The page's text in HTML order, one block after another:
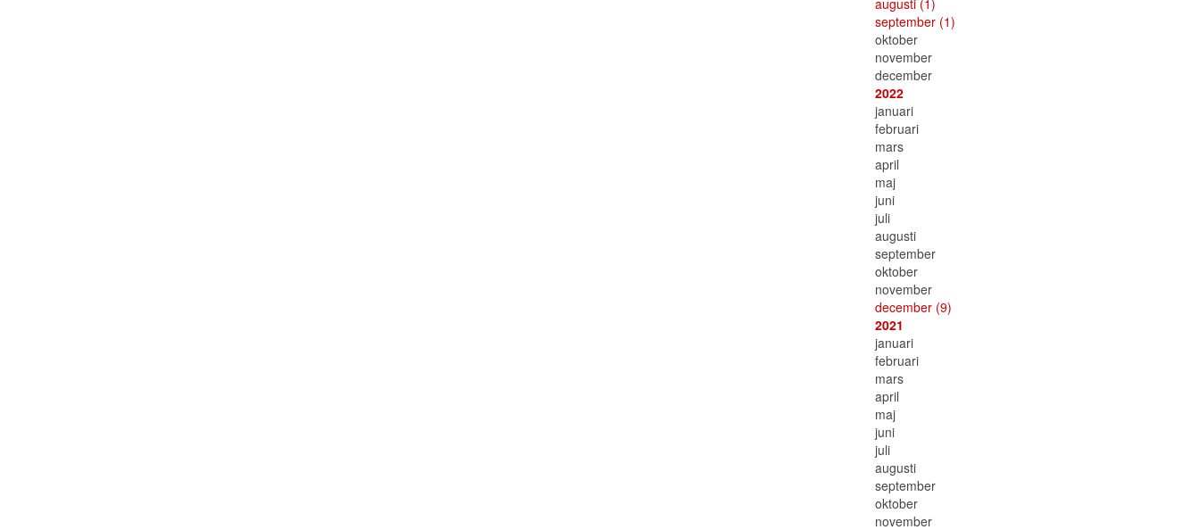
september (1)
oktober
november
december
2022
januari
februari
mars
april
maj
juni
juli
augusti
september
oktober
november
december (9)
2021
januari
februari
mars
april
maj
juni
juli
augusti
september
oktober
november